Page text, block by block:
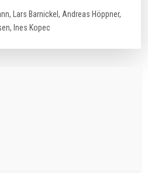
Lars Barnickel, Andreas Höppner,
Ines Kopec